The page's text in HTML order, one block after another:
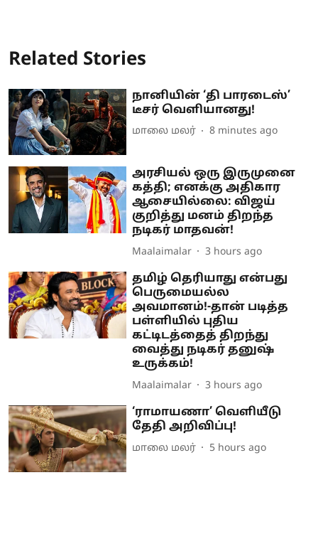
Related Stories
நானியின் ‘தி பாரடைஸ்’
டீசர் வெளியானது!
மாலை மலர் 8 minutes ago
அரசியல் ஒரு இருமுனை
கத்தி; எனக்கு அதிகார
ஆசையில்லை: விஜய்
குறித்து மனம் திறந்த
நடிகர் மாதவன்!
Maalaimalar 3 hours ago
தமிழ் தெரியாது என்பது
பெருமையல்ல
அவமானம்!-தான் படித்த
பள்ளியில் புதிய
கட்டிடத்தைத் திறந்து
வைத்து நடிகர் தனுஷ்
உருக்கம்!
Maalaimalar 3 hours ago
‘ராமாயணா’ வெளியீடு
தேதி அறிவிப்பு!
மாலை மலர் 5 hours ago